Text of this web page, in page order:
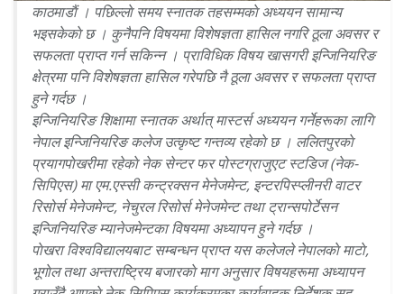
काठमाडाैं । पछिल्लाे समय स्नातक तहसम्मकाे अध्ययन सामान्य
भइसकेकाे छ । कुनैपनि विषयमा विशेषज्ञता हासिल नगरि ठूला अवसर र
सफलता प्राप्त गर्न सकिन्न । प्राविधिक विषय खासगरी इन्जिनियरिङ
क्षेत्रमा पनि विशेषज्ञता हासिल गरेपछि नै ठूला अवसर र सफलता प्राप्त
हुने गर्दछ ।
इन्जिनियरिङ शिक्षामा स्नातक अर्थात् मास्टर्स अध्ययन गर्नेहरूका लागि
नेपाल इन्जिनियरिङ कलेज उत्कृष्ट गन्तव्य रहेकाे छ । ललितपुरकाे
प्रयागपाेखरीमा रहेकाे नेक सेन्टर फर पोस्टग्राजुएट स्टडिज (नेक-
सिपिएस) मा एम.एस्सी कन्ट्रक्सन मेनेजमेन्ट, इन्टरपिस्प्लीनरी वाटर
रिसोर्स मेनेजमेन्ट, नेचुरल रिसोर्स मेनेजमेन्ट तथा ट्रान्सपोर्टेसन
इन्जिनियरिङ म्यानेजमेन्टका विषयमा अध्यापन हुने गर्दछ ।
पाेखरा विश्वविद्यालयबाट सम्बन्धन प्राप्त यस कलेजले नेपालकाे माटाे,
भूगाेल तथा अन्तराष्ट्रिय बजारकाे माग अनुसार विषयहरूमा अध्यापन